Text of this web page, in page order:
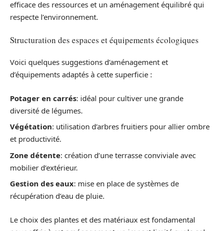
efficace des ressources et un aménagement équilibré qui
respecte l’environnement.
Structuration des espaces et équipements écologiques
Voici quelques suggestions d’aménagement et
d’équipements adaptés à cette superficie :
Potager en carrés: idéal pour cultiver une grande
diversité de légumes.
Végétation: utilisation d’arbres fruitiers pour allier ombre
et productivité.
Zone détente: création d’une terrasse conviviale avec
mobilier d’extérieur.
Gestion des eaux: mise en place de systèmes de
récupération d’eau de pluie.
Le choix des plantes et des matériaux est fondamental